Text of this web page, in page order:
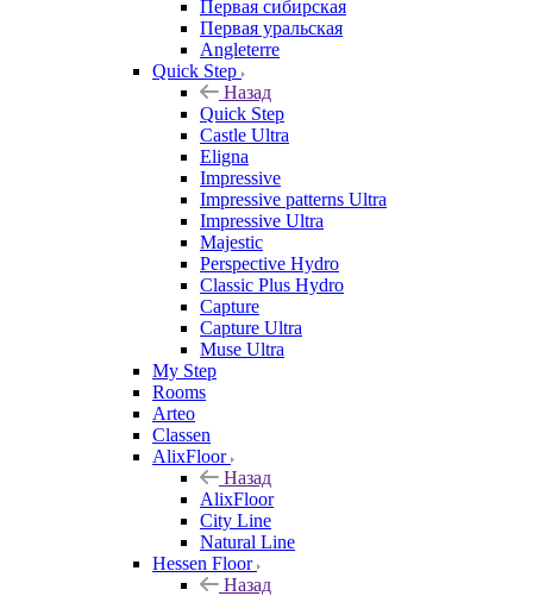
Первая сибирская
Первая уральская
Angleterre
Quick Step
Назад
Quick Step
Castle Ultra
Eligna
Impressive
Impressive patterns Ultra
Impressive Ultra
Majestic
Perspective Hydro
Classic Plus Hydro
Capture
Capture Ultra
Muse Ultra
My Step
Rooms
Arteo
Classen
AlixFloor
Назад
AlixFloor
City Line
Natural Line
Hessen Floor
Назад